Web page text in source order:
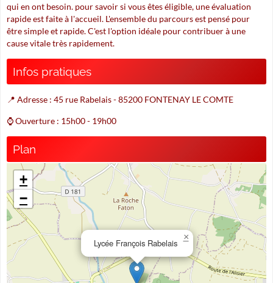
qui en ont besoin. pour savoir si vous êtes éligible, une évaluation
rapide est faite à l'accueil. L'ensemble du parcours est pensé pour
être simple et rapide. C'est l'option idéale pour contribuer à une
cause vitale très rapidement.
Infos pratiques
📍 Adresse : 45 rue Rabelais - 85200 FONTENAY LE COMTE
⌚ Ouverture : 15h00 - 19h00
Plan
Lycée François Rabelais
×
+
−